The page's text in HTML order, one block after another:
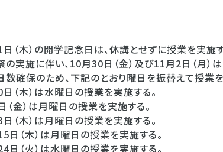
（木）の開学記念日は、休講とせずに授業を実施す
実施に伴い、10月30日（金）及び11月2日（月）
数確保のため、下記のとおり曜日を振替えて授業を
（木）は水曜日の授業を実施する。
（金）は月曜日の授業を実施する。
（木）は月曜日の授業を実施する。
日（木）は月曜日の授業を実施する。
日（火）は水曜日の授業を実施する。